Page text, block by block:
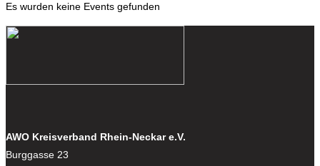
Es wurden keine Events gefunden
AWO Kreisverband Rhein-Neckar e.V.
Burggasse 23